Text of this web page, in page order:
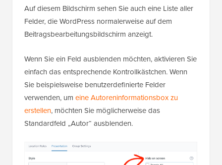
Auf diesem Bildschirm sehen Sie auch eine Liste aller
Felder, die WordPress normalerweise auf dem
Beitragsbearbeitungsbildschirm anzeigt.
Wenn Sie ein Feld ausblenden möchten, aktivieren Sie
einfach das entsprechende Kontrollkästchen. Wenn
Sie beispielsweise benutzerdefinierte Felder
verwenden, um eine Autoreninformationsbox zu
erstellen, möchten Sie möglicherweise das
Standardfeld „Autor“ ausblenden.